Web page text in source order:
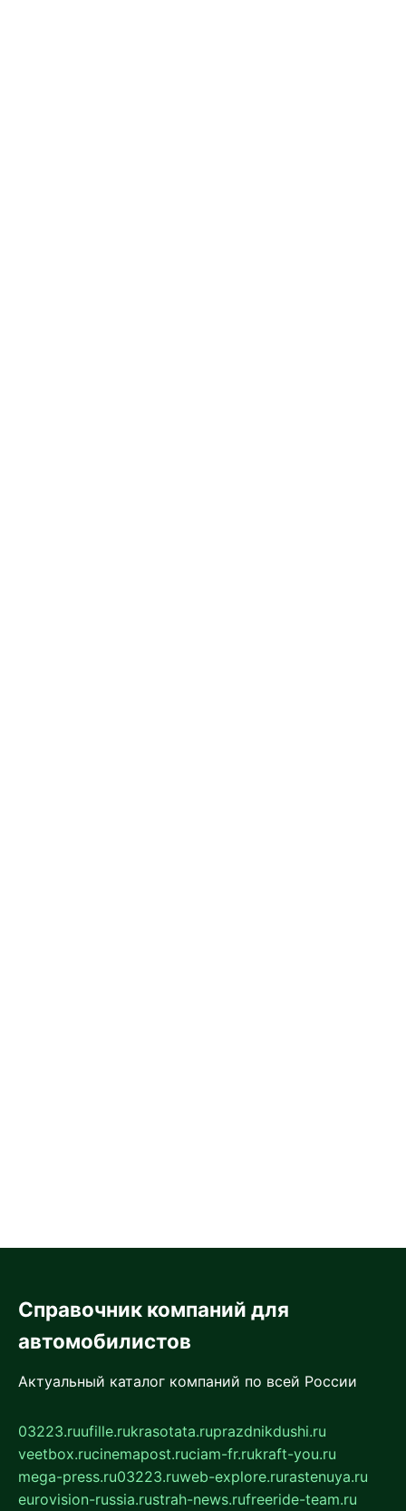
Справочник компаний для
автомобилистов
Актуальный каталог компаний по всей России
03223.ruufille.rukrasotata.ruprazdnikdushi.ru
veetbox.rucinemapost.ruciam-fr.rukraft-you.ru
mega-press.ru03223.ruweb-explore.rurastenuya.ru
eurovision-russia.rustrah-news.rufreeride-team.ru